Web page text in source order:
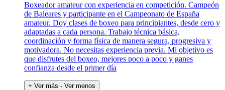
Boxeador amateur con experiencia en competición. Campeón
de Baleares y participante en el Campeonato de España
amateur. Doy clases de boxeo para principiantes, desde cero y
adaptadas a cada persona. Trabajo técnica básica,
coordinación y forma física de manera segura, progresiva y
motivadora. No necesitas experiencia previa. Mi objetivo es
que disfrutes del boxeo, mejores poco a poco y ganes
confianza desde el primer día
+ Ver más - Ver menos